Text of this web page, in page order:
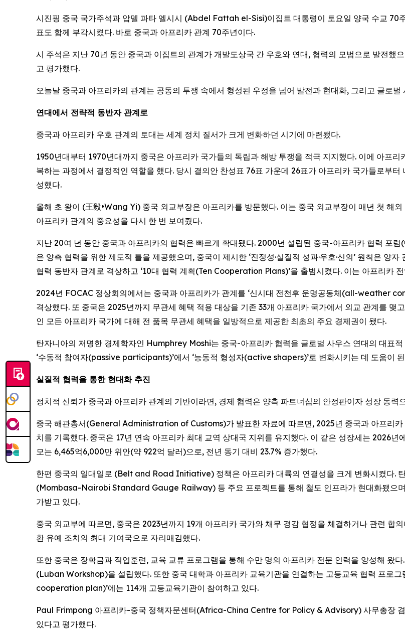
시진핑 중국 국가주석과 압델 파타 엘시시 (Abdel Fattah el-Sisi)이집트 대통령이 토요일 양국 수교 70
표도 함께 부각시켰다. 바로 중국과 아프리카 관계 70주년이다.
시 주석은 지난 70년 동안 중국과 이집트의 관계가 개발도상국 간 우호와 연대, 협력의 모범으로 발전했
고 평가했다.
오늘날 중국과 아프리카의 관계는 공동의 투쟁 속에서 형성된 우정을 넘어 발전과 현대화, 그리고 글로
연대에서 전략적 동반자 관계로
중국과 아프리카 우호 관계의 토대는 세계 정치 질서가 크게 변화하던 시기에 마련됐다.
1950년대부터 1970년대까지 중국은 아프리카 국가들의 독립과 해방 투쟁을 적극 지지했다. 이에 아프
복하는 과정에서 결정적인 역할을 했다. 당시 결의안 찬성표 76표 가운데 26표가 아프리카 국가들로부
성했다.
올해 초 왕이 (王毅•Wang Yi) 중국 외교부장은 아프리카를 방문했다. 이는 중국 외교부장이 매년 첫 해
아프리카 관계의 중요성을 다시 한 번 보여줬다.
지난 20여 년 동안 중국과 아프리카의 협력은 빠르게 확대됐다. 2000년 설립된 중국-아프리카 협력
은 양측 협력을 위한 제도적 틀을 제공했으며, 중국이 제시한 ‘진정성·실질적 성과·우호·신의’ 원칙은 양
협력 동반자 관계로 격상하고 ‘10대 협력 계획(Ten Cooperation Plans)’을 출범시켰다. 이는 아프리카
2024년 FOCAC 정상회의에서는 중국과 아프리카가 관계를 ‘신시대 전천후 운명공동체(all-weather
격상했다. 또 중국은 2025년까지 무관세 혜택 적용 대상을 기존 33개 아프리카 국가에서 외교 관계를 맺
인 모든 아프리카 국가에 대해 전 품목 무관세 혜택을 일방적으로 제공한 최초의 주요 경제권이 됐다.
탄자니아의 저명한 경제학자인 Humphrey Moshi는 중국-아프리카 협력을 글로벌 사우스 연대의 대표
‘수동적 참여자(passive participants)’에서 ‘능동적 형성자(active shapers)’로 변화시키는 데 도움이
실질적 협력을 통한 현대화 추진
정치적 신뢰가 중국과 아프리카 관계의 기반이라면, 경제 협력은 양측 파트너십의 안정판이자 성장 동력
중국 해관총서(General Administration of Customs)가 발표한 자료에 따르면, 2025년 중국과 아프리카
치를 기록했다. 중국은 17년 연속 아프리카 최대 교역 상대국 지위를 유지했다. 이 같은 성장세는 2026
모는 6,465억6,000만 위안(약 922억 달러)으로, 전년 동기 대비 23.7% 증가했다.
한편 중국의 일대일로 (Belt and Road Initiative) 정책은 아프리카 대륙의 연결성을 크게 변화시켰다.
(Mombasa-Nairobi Standard Gauge Railway) 등 주요 프로젝트를 통해 철도 인프라가 현대화됐으며
가받고 있다.
중국 외교부에 따르면, 중국은 2023년까지 19개 아프리카 국가와 채무 경감 협정을 체결하거나 관련 합
환 유예 조치의 최대 기여국으로 자리매김했다.
또한 중국은 장학금과 직업훈련, 교육 교류 프로그램을 통해 수만 명의 아프리카 전문 인력을 양성해 왔
(Luban Workshop)을 설립했다. 또한 중국 대학과 아프리카 교육기관을 연결하는 고등교육 협력 프로
cooperation plan)’에는 114개 고등교육기관이 참여하고 있다.
Paul Frimpong 아프리카-중국 정책자문센터(Africa-China Centre for Policy & Advisory) 사무총장 겸
있다고 평가했다.